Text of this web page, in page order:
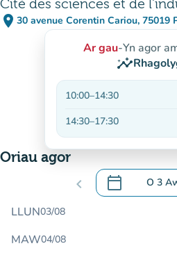
Cité des sciences et de
place 30 avenue Corentin Cariou, 75019
(agor yn
(tab newydd)
Ar gau-Yn agor
insights
10:00–14:30
14:30–17:30
Oriau agor
chevron_left calendar_today O 3
.Agor y
LLUN03/08
MAW04/08